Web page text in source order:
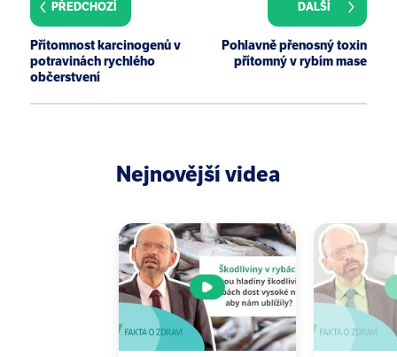
California. Nutr Cancer, 60(5):592-602, 2008.
C. Strohbehn, J. Sneed, P. Paez, and J. Meyer. Hand
washing frequencies and procedures used in retail
food services. J. Food Prot., 71(8):1641-1650, 2008.
PŘEDCHOZÍ
Přítomnost karcinogenů v
potravinách rychlého
občerstvení
Pohlavně přenosný toxin
přítomný v rybím mase
DALŠÍ
Nejnovější videa